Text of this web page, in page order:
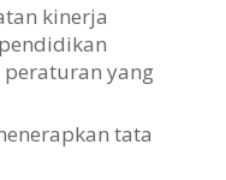
kinerja
yang
tata